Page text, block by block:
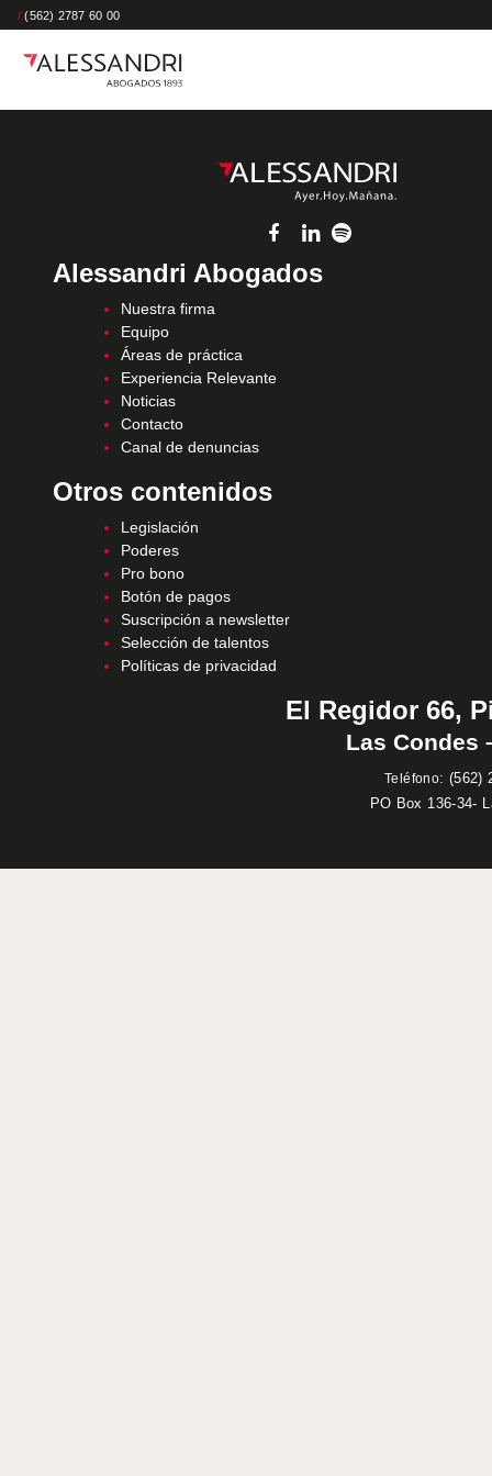
/ (562) 2787 60 00
Alessandri Abogados
Nuestra firma
Equipo
Áreas de práctica
Experiencia Relevante
Noticias
Contacto
Canal de denuncias
Otros contenidos
Legislación
Poderes
Pro bono
Botón de pagos
Suscripción a newsletter
Selección de talentos
Políticas de privacidad
El Regidor 66,
Las Condes
Teléfono: (562)
PO Box 136-34-